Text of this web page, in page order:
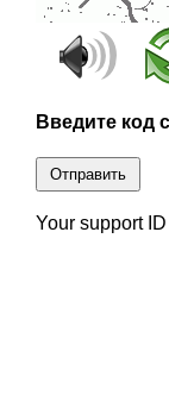
Введите код
Отправить
Your support